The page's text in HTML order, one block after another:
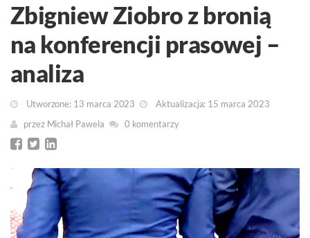
Zbigniew Ziobro z bronią
na konferencji prasowej –
analiza
Utworzone: 13 marca 2023
Aktualizacja: 15 marca 2023
przez Michał Pawela 0 komentarzy